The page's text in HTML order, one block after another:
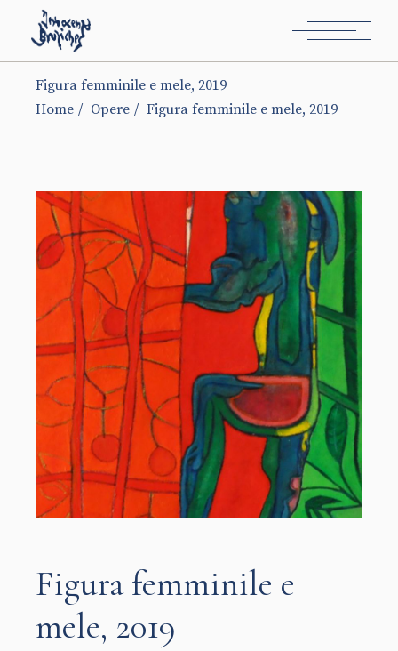
Figura femminile e mele, 2019
Home
Opere Figura femminile e mele, 2019
Figura femminile e
mele, 2019